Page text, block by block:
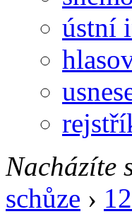
ústní
Nacházíte
schůze ›